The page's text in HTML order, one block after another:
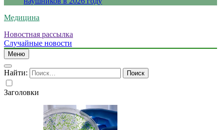
Медицина
Новостная рассылка
Случайные новости
Меню
Найти:
Заголовки